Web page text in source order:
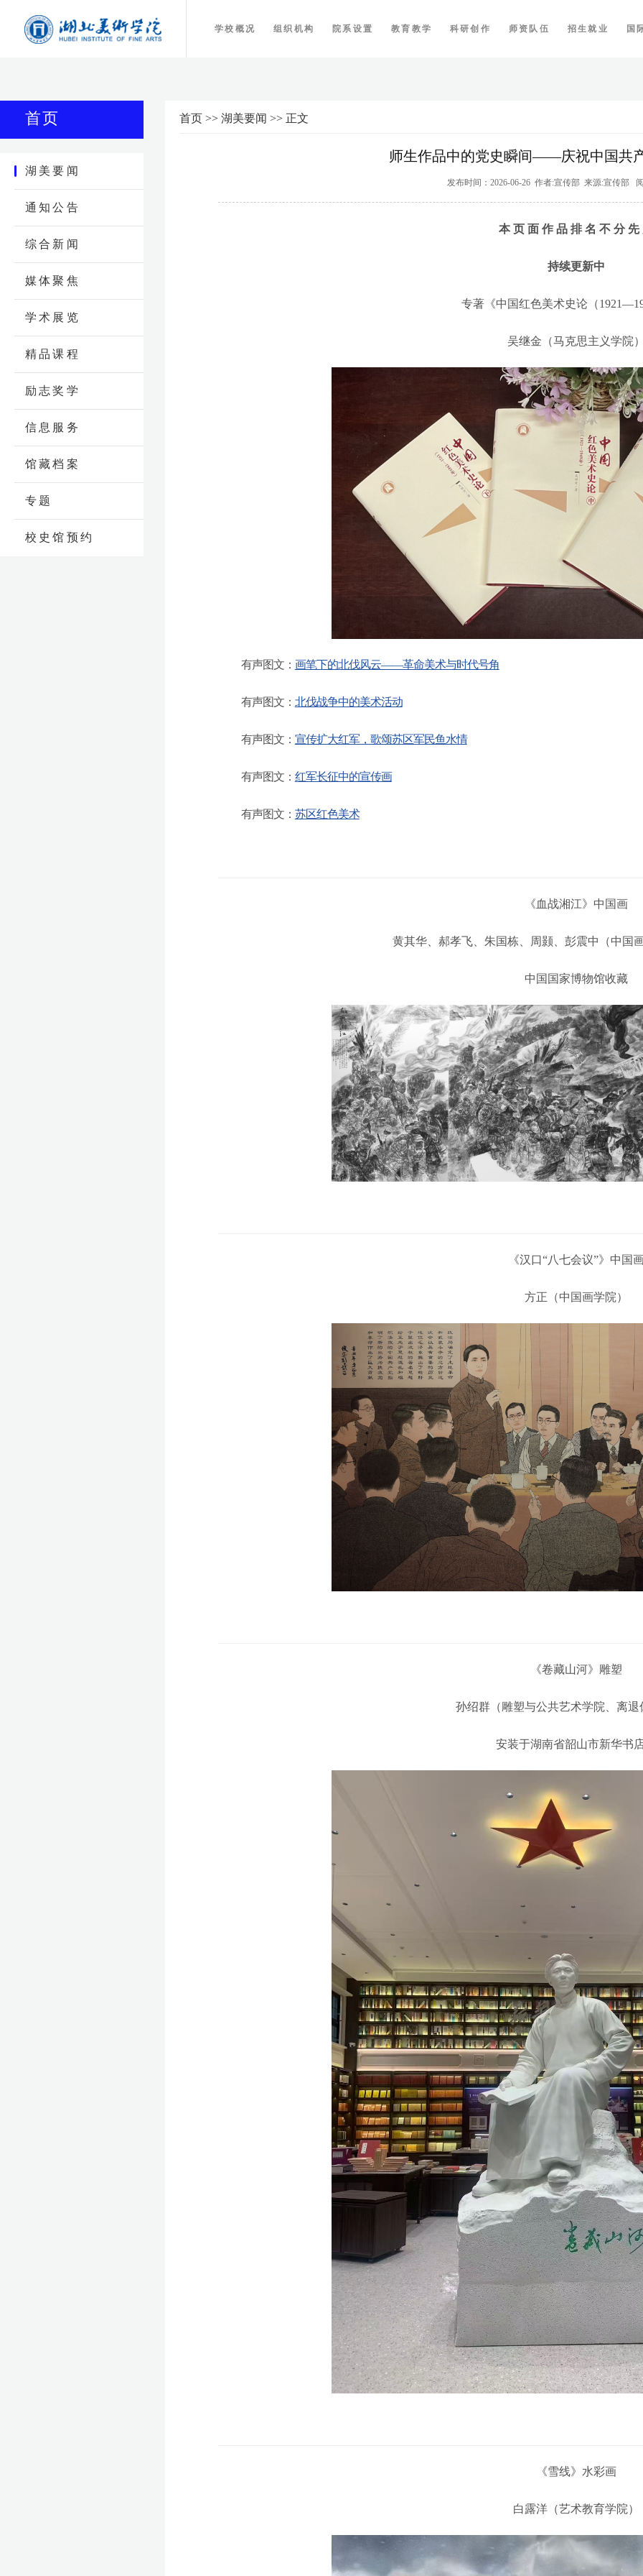
学校概况 组织机构 院系设置 教育教学 科研创作 师资队伍 招生就业 国
首页
湖美要闻
通知公告
综合新闻
媒体聚焦
学术展览
精品课程
励志奖学
信息服务
馆藏档案
专题
校史馆预约
首页 >> 湖美要闻 >> 正文
师生作品中的党史瞬间——庆祝中国共
发布时间：2026-06-26 作者:宣传部 来源:宣传部
本 页 面 作 品 排 名 不 分 先
持续更新中
专著《中国红色美术史论（
吴继金（马克思主义学院
有声图文： 画笔下的北伐风云——革命美术与时代号角
有声图文： 北伐战争中的美术活动
有声图文： 宣传扩大红军，歌颂苏区军民鱼水情
有声图文： 红军长征中的宣传画
有声图文： 苏区红色美术
《血战湘江》中国画
黄其华、郝孝飞、朱国栋、周颢、彭震中（中国
中国国家博物馆收藏
《汉口“八七会议”》中国
方正（中国画学院）
《卷藏山河》雕塑
孙绍群（雕塑与公共艺术学院、离退
安装于湖南省韶山市新华书
《雪线》水彩画
白露洋（艺术教育学院）